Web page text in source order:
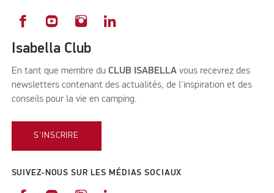
Isabella Club
En tant que membre du CLUB ISABELLA vous recevrez des
newsletters contenant des actualités, de l'inspiration et des
conseils pour la vie en camping.
S'INSCRIRE
SUIVEZ-NOUS SUR LES MÉDIAS SOCIAUX